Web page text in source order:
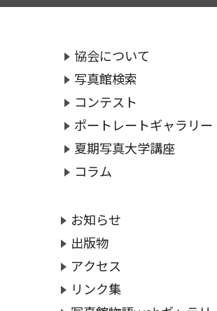
協会について
写真館検索
コンテスト
ポートレートギャラリー
夏期写真大学講座
コラム
お知らせ
出版物
アクセス
リンク集